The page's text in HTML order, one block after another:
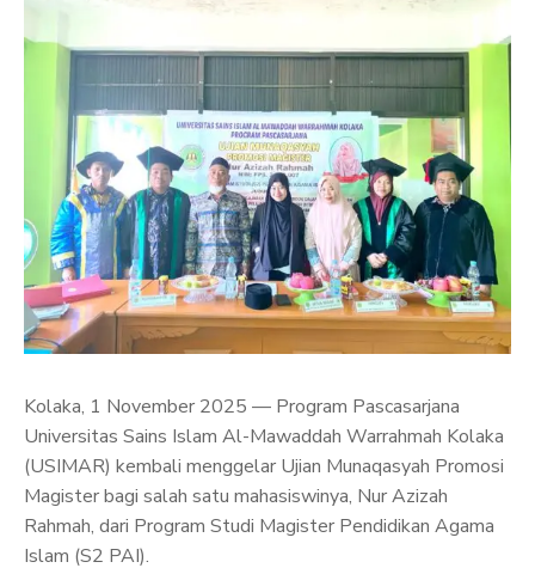
Kolaka, 1 November 2025 — Program Pascasarjana
Universitas Sains Islam Al-Mawaddah Warrahmah Kolaka
(USIMAR) kembali menggelar Ujian Munaqasyah Promosi
Magister bagi salah satu mahasiswinya, Nur Azizah
Rahmah, dari Program Studi Magister Pendidikan Agama
Islam (S2 PAI).